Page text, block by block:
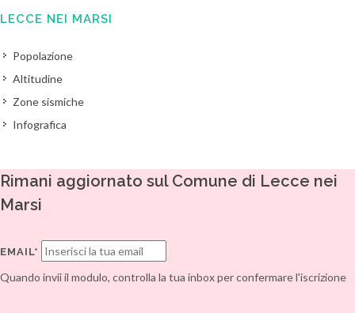
LECCE NEI MARSI
Popolazione
Altitudine
Zone sismiche
Infografica
Rimani aggiornato sul Comune di Lecce nei
Marsi
EMAIL*
Quando invii il modulo, controlla la tua inbox per confermare l'iscrizione